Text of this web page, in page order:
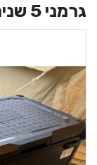
גרמני 5 שנים אחריות